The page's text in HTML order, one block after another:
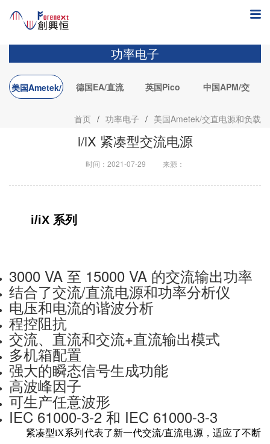
功率电子
美国Ametek/
德国EA/直流
载
英国Pico
示波器
中国APM/交
首页 / 功率电子 / 美国Ametek/交直电源和负载
i/iX 紧凑型交流电源
时间：2021-07-29 来源：
i/iX 系列
3000 VA 至 15000 VA 的交流输出功率
结合了交流/直流电源和功率分析仪
电压和电流的谐波分析
程控阻抗
交流、直流和交流+直流输出模式
多机箱配置
强大的瞬态信号生成功能
高波峰因子
可生产任意波形
IEC 61000-3-2 和 IEC 61000-3-3
紧凑型iX系列代表了新一代交流/直流电源，适应了不断